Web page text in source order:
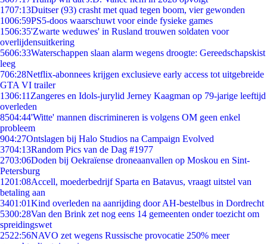
1707:13Duitser (93) crasht met quad tegen boom, vier gewonden
1006:59PS5-doos waarschuwt voor einde fysieke games
1506:35'Zwarte weduwes' in Rusland trouwen soldaten voor
overlijdensuitkering
5606:33Waterschappen slaan alarm wegens droogte: Gereedschapskist
leeg
706:28Netflix-abonnees krijgen exclusieve early access tot uitgebreide
GTA VI trailer
1306:11 Zangeres en Idols-jurylid Jerney Kaagman op 79-jarige leeftijd
overleden
8504:44'Witte' mannen discrimineren is volgens OM geen enkel
probleem
904:27Ontslagen bij Halo Studios na Campaign Evolved
3704:13Random Pics van de Dag #1977
2703:06Doden bij Oekraïense droneaanvallen op Moskou en Sint-
Petersburg
1201:08Accell, moederbedrijf Sparta en Batavus, vraagt uitstel van
betaling aan
3401:01Kind overleden na aanrijding door AH-bestelbus in Dordrecht
5300:28Van den Brink zet nog eens 14 gemeenten onder toezicht om
spreidingswet
2522:56NAVO zet wegens Russische provocatie 250% meer